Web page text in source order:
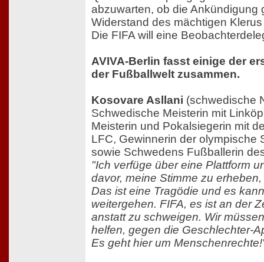
abzuwarten, ob die Ankündigung
Widerstand des mächtigen
Die FIFA will eine
AVIVA-Berlin fasst einige der
der Fußballwelt zusammen.
Kosovare Asllani (schwedische
Schwedische Meisterin mit
Meisterin und Pokalsiegerin mit
LFC, Gewinnerin der olympische
sowie Schwedens Fußballerin
"Ich verfüge über eine Plattform
davor, meine Stimme zu
Das ist eine Tragödie und es
weitergehen. FIFA, es ist an der
anstatt zu schweigen. Wir
helfen, gegen die Geschlechter-
Es geht hier um